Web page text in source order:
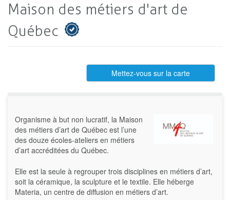
Maison des métiers d'art de
Québec
Mettez-vous sur la carte
Organisme à but non lucratif, la Maison
des métiers d’art de Québec est l’une
des douze écoles-ateliers en métiers
d’art accréditées du Québec.
Elle est la seule à regrouper trois disciplines en métiers d’art,
soit la céramique, la sculpture et le textile. Elle héberge
Materia, un centre de diffusion en métiers d’art.